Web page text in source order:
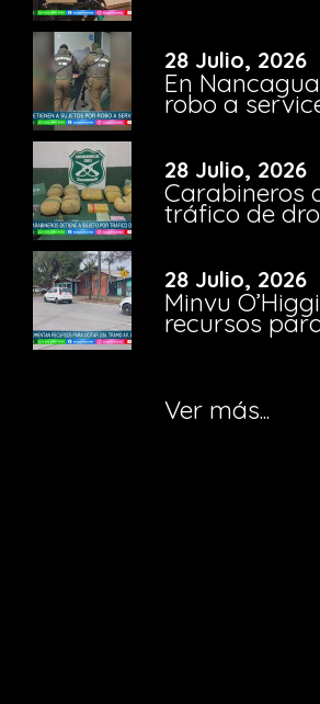
28 Julio, 2026
En
robo a
28 Julio, 2026
Carabineros
tráfico de
28 Julio, 2026
Minvu
recursos
Ver más...